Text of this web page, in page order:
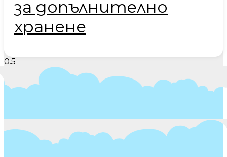
за допълнително
хранене